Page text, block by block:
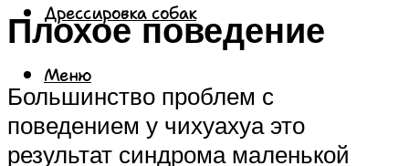
Дрессировка собак
Меню
Плохое поведение
Большинство проблем с
поведением у чихуахуа это
результат синдрома маленькой